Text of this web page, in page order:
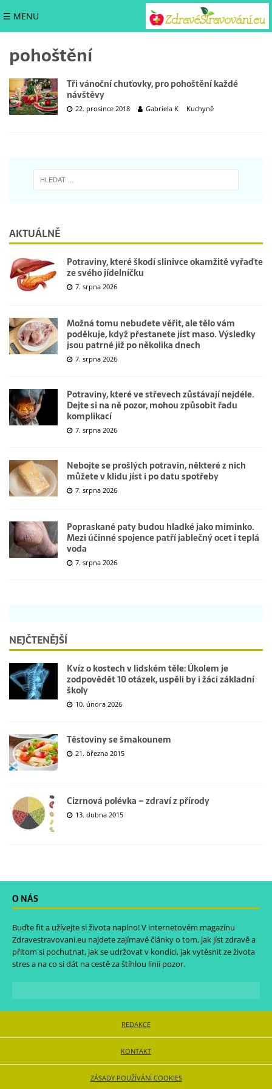
☰ MENU
pohoštění
Tři vánoční chuťovky, pro pohoštění každé
návštěvy
22. prosince 2018 Gabriela K Kuchyně
AKTUÁLNĚ
Potraviny, které škodí slinivce okamžitě vyřaďte
ze svého jídelníčku
7. srpna 2026
Možná tomu nebudete věřit, ale tělo vám
poděkuje, když přestanete jíst maso. Výsledky
jsou patrné již po několika dnech
7. srpna 2026
Potraviny, které ve střevech zůstávají nejdéle.
Dejte si na ně pozor, mohou způsobit řadu
komplikací
7. srpna 2026
Nebojte se prošlých potravin, některé z nich
můžete v klidu jíst i po datu spotřeby
7. srpna 2026
Popraskané paty budou hladké jako miminko.
Mezi účinné spojence patří jablečný ocet i teplá
voda
7. srpna 2026
NEJČTENĚJŠÍ
Kvíz o kostech v lidském těle: Úkolem je
zodpovědět 10 otázek, uspěli by i žáci základní
školy
10. února 2026
Těstoviny se šmakounem
21. března 2015
Cizrnová polévka – zdraví z přírody
13. dubna 2015
O NÁS
Buďte fit a užívejte si života naplno! V internetovém magazínu
Zdravestravovani.eu najdete zajímavé články o tom, jak jíst zdravě a
přitom si pochutnat, jak se udržovat v kondici, jak vytěsnit ze života
stres a na co si dát na cestě za štíhlou linií pozor.
REDAKCE
KONTAKT
ZÁSADY POUŽÍVÁNÍ COOKIES